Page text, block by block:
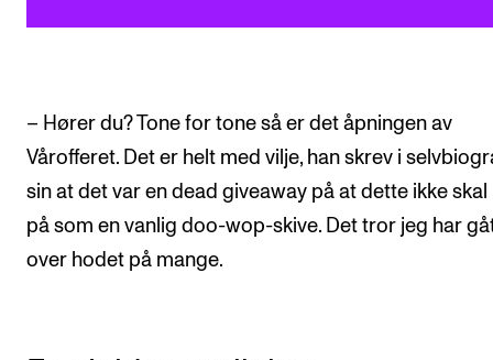
– Hører du? Tone for tone så er det åpningen av
Vårofferet. Det er helt med vilje, han skrev i
sin at det var en dead giveaway på at dette ikke skal
på som en vanlig doo-wop-skive. Det tror jeg har
over hodet på mange.